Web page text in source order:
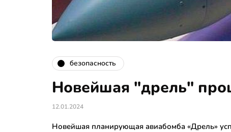
безопасность
Новейшая "дрель"
12.01.2024
Новейшая планирующая авиабомба «Дрель»